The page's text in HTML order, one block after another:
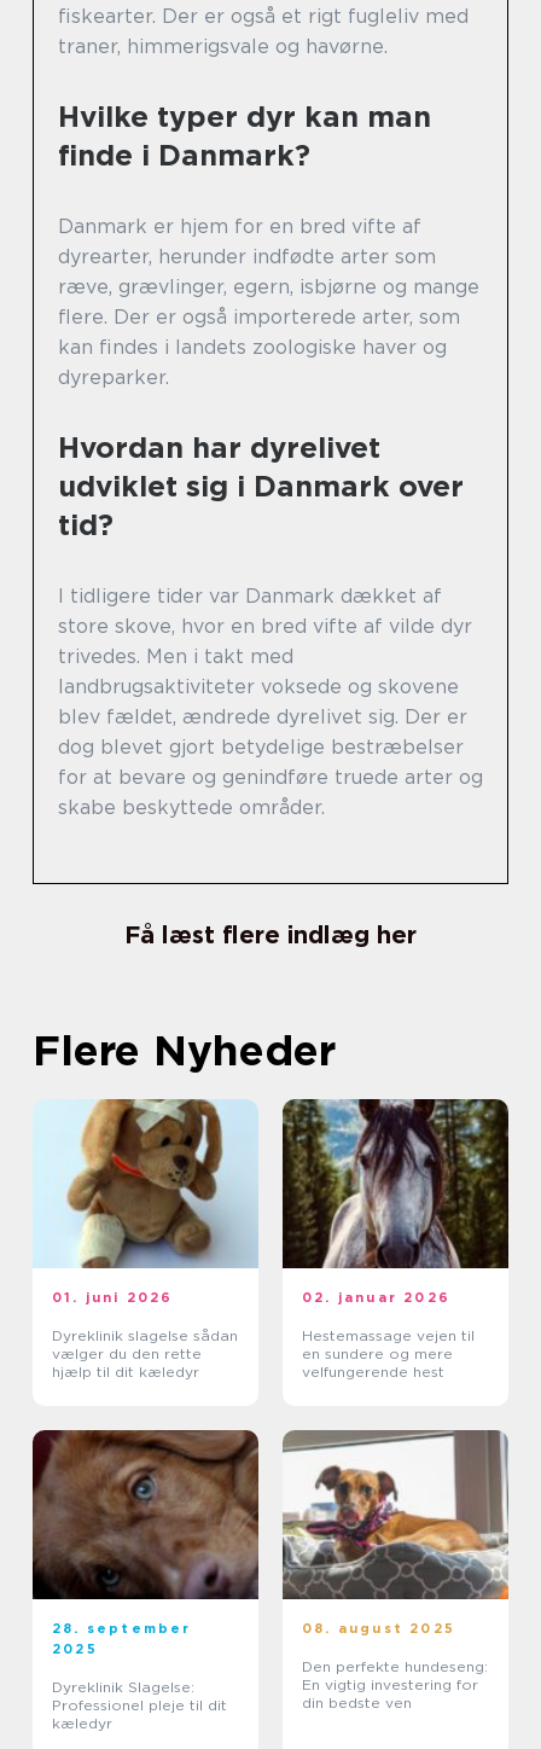
fiskearter. Der er også et rigt fugleliv med
traner, himmerigsvale og havørne.
Hvilke typer dyr kan man
finde i Danmark?
Danmark er hjem for en bred vifte af
dyrearter, herunder indfødte arter som
ræve, grævlinger, egern, isbjørne og mange
flere. Der er også importerede arter, som
kan findes i landets zoologiske haver og
dyreparker.
Hvordan har dyrelivet
udviklet sig i Danmark over
tid?
I tidligere tider var Danmark dækket af
store skove, hvor en bred vifte af vilde dyr
trivedes. Men i takt med
landbrugsaktiviteter voksede og skovene
blev fældet, ændrede dyrelivet sig. Der er
dog blevet gjort betydelige bestræbelser
for at bevare og genindføre truede arter og
skabe beskyttede områder.
Få læst flere indlæg her
Flere Nyheder
01. juni 2026
Dyreklinik slagelse sådan
vælger du den rette
hjælp til dit kæledyr
02. januar 2026
Hestemassage vejen til
en sundere og mere
velfungerende hest
28. september
2025
Dyreklinik Slagelse:
Professionel pleje til dit
kæledyr
08. august 2025
Den perfekte hundeseng:
En vigtig investering for
din bedste ven